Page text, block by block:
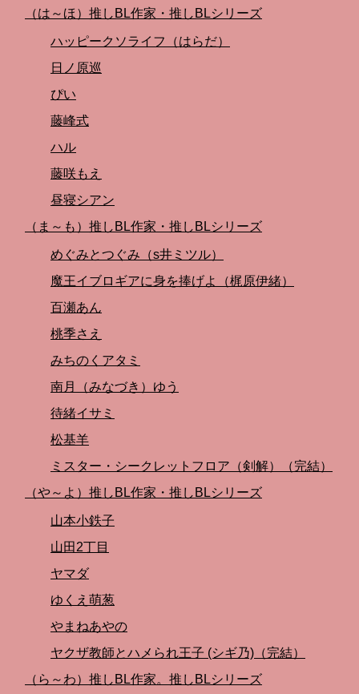
（は～ほ）推しBL作家・推しBLシリーズ
ハッピークソライフ（はらだ）
日ノ原巡
ぴい
藤峰式
ハル
藤咲もえ
昼寝シアン
（ま～も）推しBL作家・推しBLシリーズ
めぐみとつぐみ（s井ミツル）
魔王イブロギアに身を捧げよ（梶原伊緒）
百瀬あん
桃季さえ
みちのくアタミ
南月（みなづき）ゆう
待緒イサミ
松基羊
ミスター・シークレットフロア（剣解）（完結）
（や～よ）推しBL作家・推しBLシリーズ
山本小鉄子
山田2丁目
ヤマダ
ゆくえ萌葱
やまねあやの
ヤクザ教師とハメられ王子 (シギ乃)（完結）
（ら～わ）推しBL作家。推しBLシリーズ